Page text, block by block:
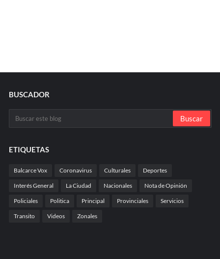
BUSCADOR
ETIQUETAS
Balcarce Vox Coronavirus Culturales Deportes
Interés General La Ciudad Nacionales Nota de Opinión
Policiales Politica Principal Provinciales Servicios
Transito Videos Zonales